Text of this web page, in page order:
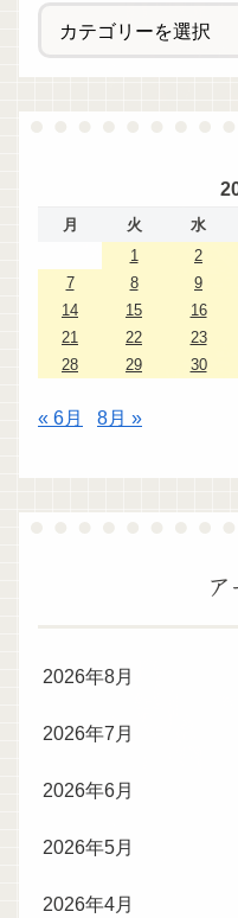
月 火 水
1
2
7
8 9
14
15 16
21
22 23
28
29 30
« 6月 8月 »
2026年8月
2026年7月
2026年6月
2026年5月
2026年4月